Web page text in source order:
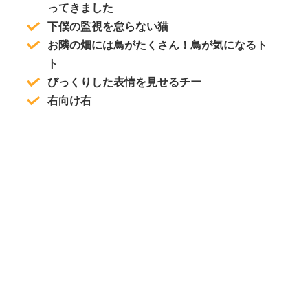
ってきました
下僕の監視を怠らない猫
お隣の畑には鳥がたくさん！鳥が気になるト
ト
びっくりした表情を見せるチー
右向け右